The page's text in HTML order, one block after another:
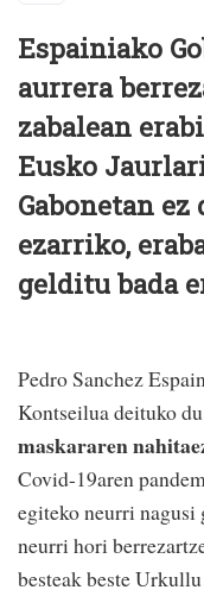
Espainiako
aurrera
zabalean
Eusko
Gabonetan
ezarriko,
gelditu bada
Pedro Sanchez
Kontseilua deituko
maskararen
Covid-19aren
egiteko neurri
neurri hori
besteak beste